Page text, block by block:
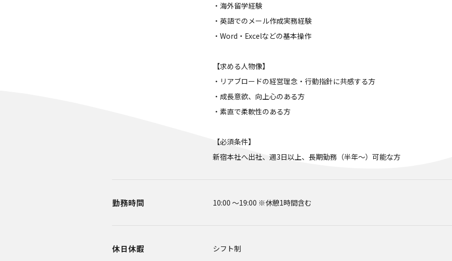
・海外留学経験
・英語でのメール作成実務経験
・Word・Excelなどの基本操作
【求める人物像】
・リアブロードの経営理念・行動指針に共感する方
・成長意欲、向上心のある方
・素直で柔軟性のある方
【必須条件】
新宿本社へ出社、週3日以上、長期勤務（半年～）可能な方
勤務時間 10:00 〜19:00 ※休憩1時間含む
休日休暇 シフト制